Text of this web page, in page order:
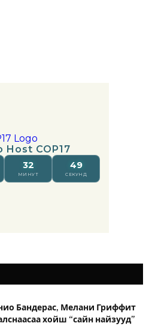
Бандерас, Мелани Гриффит
хойш “сайн найзууд”